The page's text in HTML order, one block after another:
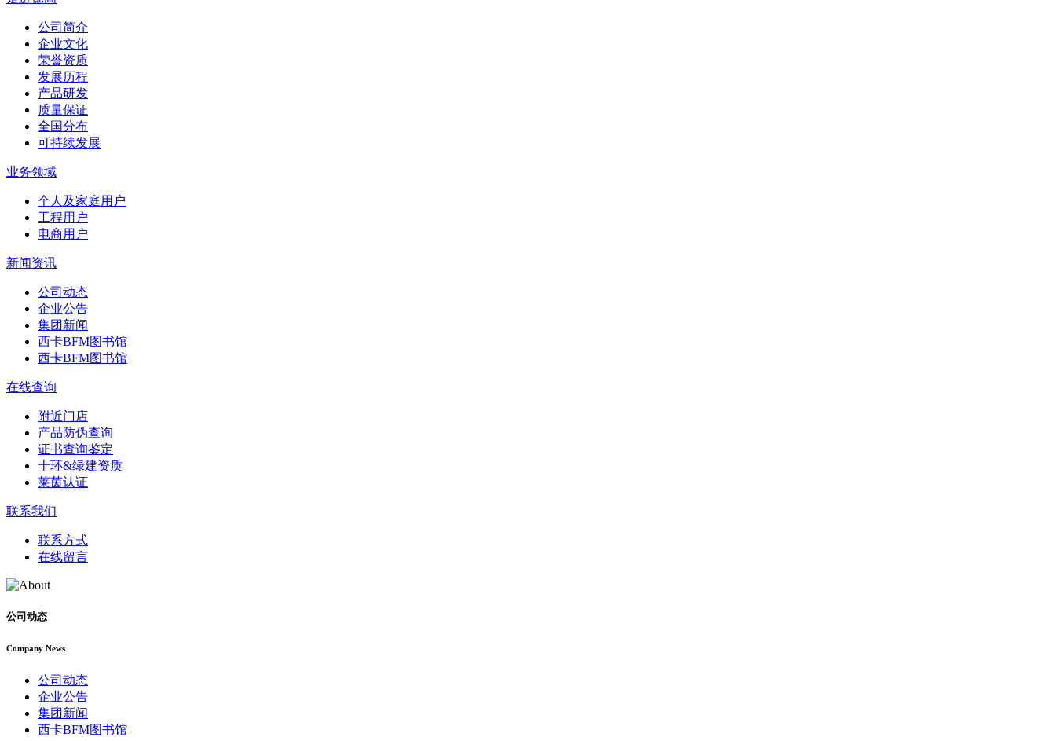
公司简介
企业文化
荣誉资质
发展历程
产品研发
质量保证
全国分布
可持续发展
业务领域
个人及家庭用户
工程用户
电商用户
新闻资讯
公司动态
企业公告
集团新闻
西卡BFM图书馆
西卡BFM图书馆
在线查询
附近门店
产品防伪查询
证书查询鉴定
十环&绿建资质
莱茵认证
联系我们
联系方式
在线留言
公司动态
Company News
公司动态
企业公告
集团新闻
西卡BFM图书馆